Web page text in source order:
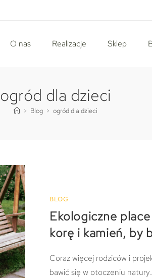
O nas Realizacje Sklep
ogród dla dzieci
> Blog > ogród dla dzieci
BLOG
Ekologiczne
korę i kamień, by
Coraz więcej rodziców i
bawić się w otoczeniu